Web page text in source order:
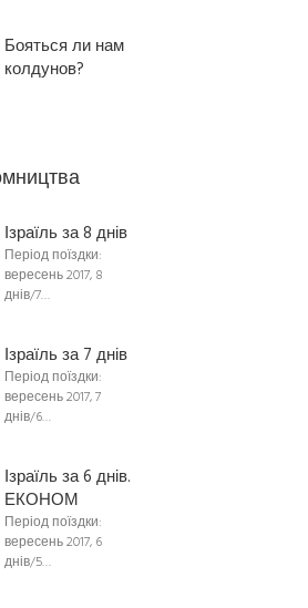
Бояться ли нам
колдунов?
Ізраїль за 8 днів
Період поїздки:
вересень 2017, 8
днів/7…
Ізраїль за 7 днів
Період поїздки:
вересень 2017, 7
днів/6…
Ізраїль за 6 днів.
ЕКОНОМ
Період поїздки:
вересень 2017, 6
днів/5…